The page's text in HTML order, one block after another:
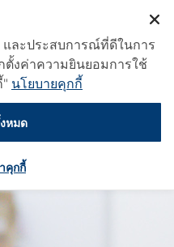
และประสบการณ์ที่ดีในการ
ตั้งค่าความยินยอมการใช้
นโยบายคุกกี้
หมด
คุกกี้